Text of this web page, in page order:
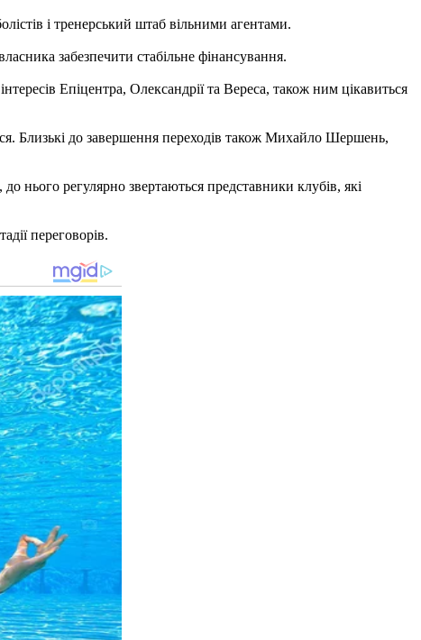
і тренерський штаб вільними агентами.
забезпечити стабільне фінансування.
Епіцентра, Олександрії та Вереса, також ним цікавиться
Близькі до завершення переходів також Михайло Шершень,
нього регулярно звертаються представники клубів, які
переговорів.